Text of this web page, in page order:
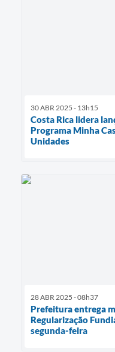
30 ABR 2025 - 13h15
Costa Rica lidera
Programa Minha
Unidades
28 ABR 2025 - 08h37
Prefeitura entrega
Regularização
segunda-feira